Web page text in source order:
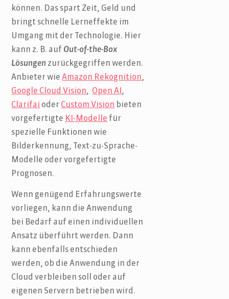
können. Das spart Zeit, Geld und
bringt schnelle Lerneffekte im
Umgang mit der Technologie. Hier
kann z. B. auf Out-of-the-Box
Lösungen zurückgegriffen werden.
Anbieter wieAmazon Rekognition,
Google Cloud Vision, Open AI,
Clarifai oder Custom Vision bieten
vorgefertigte KI-Modelle für
spezielle Funktionen wie
Bilderkennung, Text-zu-Sprache-
Modelle oder vorgefertigte
Prognosen.
Wenn genügend Erfahrungswerte
vorliegen, kann die Anwendung
bei Bedarf auf einen individuellen
Ansatz überführt werden. Dann
kann ebenfalls entschieden
werden, ob die Anwendung in der
Cloud verbleiben soll oder auf
eigenen Servern betrieben wird.